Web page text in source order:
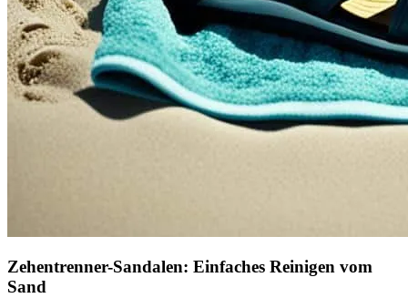
Zehentrenner-Sandalen: Einfaches Reinigen vom
Sand